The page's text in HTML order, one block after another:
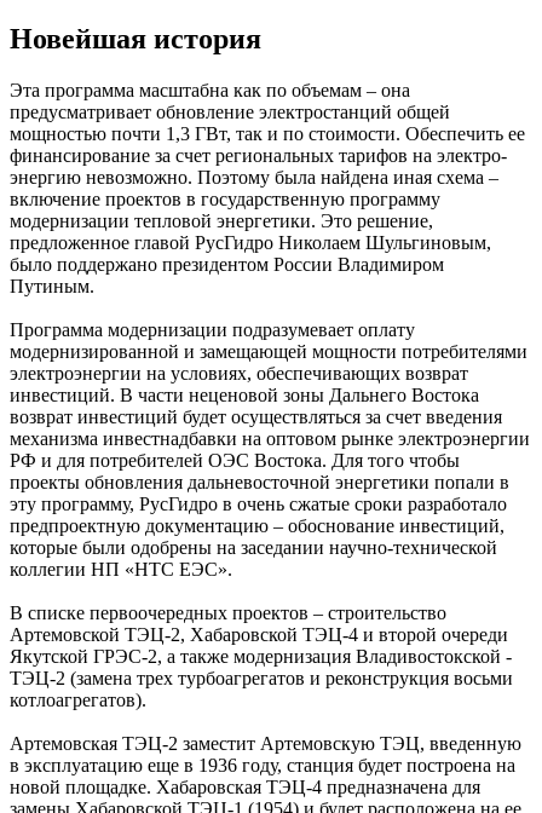
Новейшая история
Эта программа масштабна как по ­объе­мам – она
предусматривает обновление электростанций общей
мощностью почти 1,3 ГВт, так и по стоимости. Обеспечить ее
финансирование за счет региональных тарифов на электро­
энергию невозможно. По­­этому была найдена иная схема –
включение проектов в государственную программу
модернизации тепловой энергетики. Это решение,
предложенное главой РусГидро Николаем Шульгиновым,
было поддержано президентом России Владимиром
Путиным.
Программа модернизации подразу­мевает оплату
модернизированной и замещающей мощности потребителями
электроэнергии на условиях, обеспечивающих возврат
инвестиций. В части неценовой зоны Дальнего Востока
возврат инвестиций будет осуществляться за счет введения
механизма инвестнадбавки на оптовом рынке электроэнергии
РФ и для потребителей ОЭС Востока. Для того чтобы
проекты обновления дальневосточной энергетики попали в
эту программу, ­РусГидро в очень сжатые сроки разработало
предпроектную документацию – обоснование инвестиций,
которые были одобрены на заседании научно-технической
коллегии НП «НТС ЕЭС».
В списке первоочередных проектов – строительство
Артемовской ТЭЦ-2, Хабаровской ТЭЦ-4 и второй очереди
Якутской ГРЭС-2, а также модернизация Владивостокской ­
ТЭЦ-2 (замена трех турбоагрегатов и реконструкция восьми
котлоагрегатов).
Артемовская ТЭЦ-2 заместит Артемовскую ТЭЦ, введенную
в эксплуатацию еще в 1936 году, станция будет построена на
новой площадке. Хабаровская ТЭЦ-4 предназначена для
замены Хабаровской ТЭЦ‑1 (1954) и будет расположена на ее